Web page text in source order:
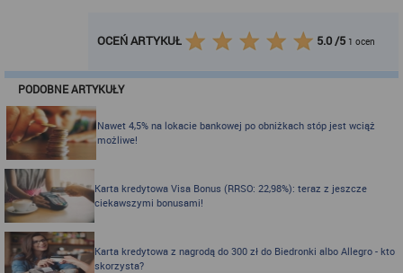
OCEŃ ARTYKUŁ 5.0/5 1 ocen
PODOBNE ARTYKUŁY
Nawet 4,5% na lokacie bankowej po obniżkach stóp jest wciąż
możliwe!
Karta kredytowa Visa Bonus (RRSO: 22,98%): teraz z jeszcze
ciekawszymi bonusami!
Karta kredytowa z nagrodą do 300 zł do Biedronki albo Allegro - kto
skorzysta?